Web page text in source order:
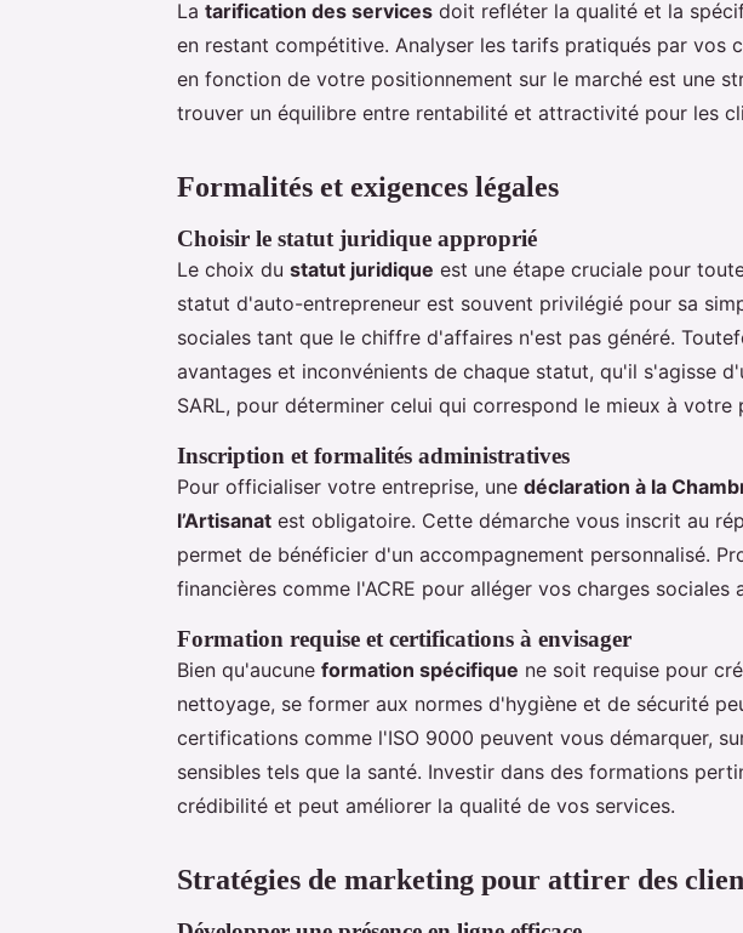
La tarification des services doit refléter la qualité et la
en restant compétitive. Analyser les tarifs pratiqués par vos
en fonction de votre positionnement sur le marché est une
trouver un équilibre entre rentabilité et attractivité pour les
Formalités et exigences légales
Choisir le statut juridique approprié
Le choix du statut juridique est une étape cruciale pour
statut d'auto-entrepreneur est souvent privilégié pour sa
sociales tant que le chiffre d'affaires n'est pas généré.
avantages et inconvénients de chaque statut, qu'il s'agisse
SARL, pour déterminer celui qui correspond le mieux à votre
Inscription et formalités administratives
Pour officialiser votre entreprise, une déclaration à la
l’Artisanat est obligatoire. Cette démarche vous inscrit au
permet de bénéficier d'un accompagnement personnalisé.
financières comme l'ACRE pour alléger vos charges sociales
Formation requise et certifications à envisager
Bien qu'aucune formation spécifique ne soit requise pour
nettoyage, se former aux normes d'hygiène et de sécurité
certifications comme l'ISO 9000 peuvent vous démarquer,
sensibles tels que la santé. Investir dans des formations
crédibilité et peut améliorer la qualité de vos services.
Stratégies de marketing pour attirer des